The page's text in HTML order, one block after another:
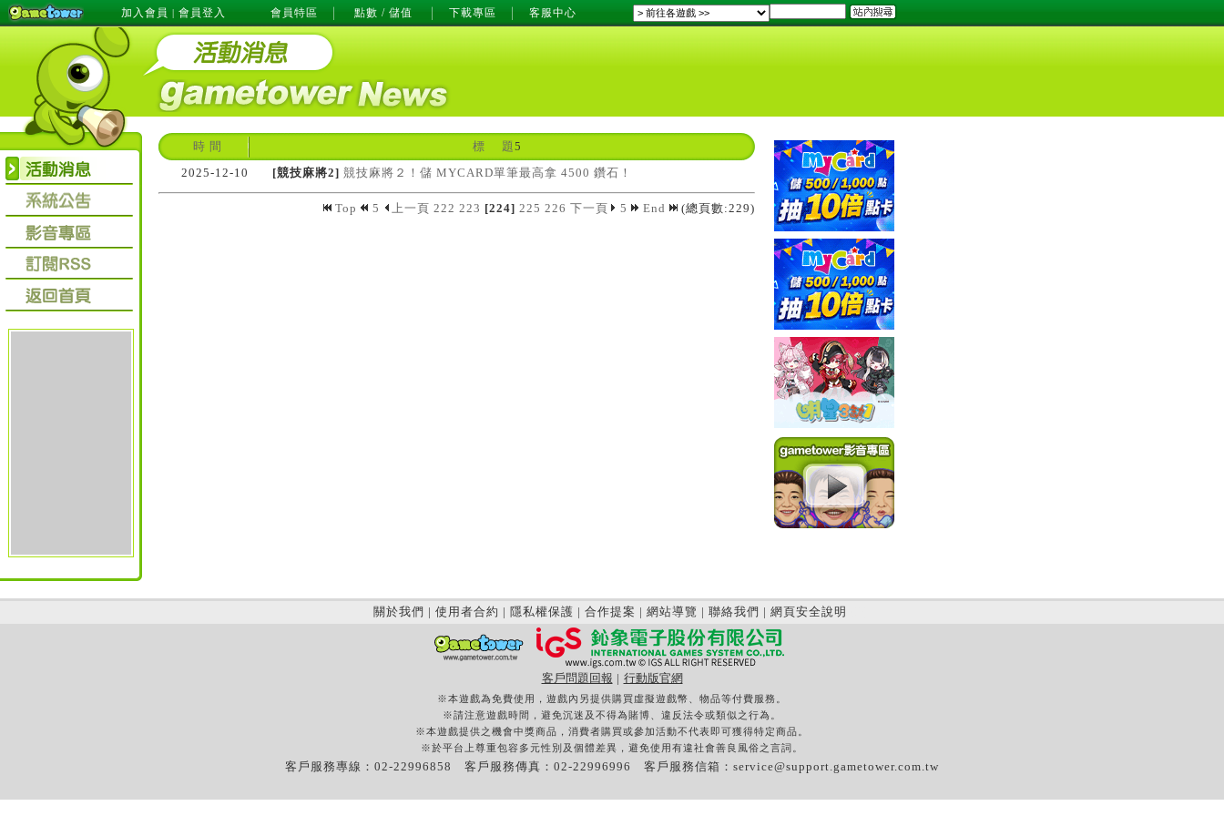
加入會員 | 會員登入 會員特區 點數 / 儲值 下載專區 客服中心
時 間 標 題5
2025-12-10
[競技麻將2] 競技麻將２！儲 MYCARD單筆最高拿 4500 鑽石！
Top 5 上一頁 222 223 [224] 225 226 下一頁 5 End (總頁數:229)
關於我們 | 使用者合約 | 隱私權保護 | 合作提案 | 網站導覽 | 聯絡我們 | 網頁安全說明
客戶問題回報 | 行動版官網
※本遊戲為免費使用，遊戲內另提供購買虛擬遊戲幣、物品等付費服務。
※請注意遊戲時間，避免沉迷及不得為賭博、違反法令或類似之行為。
※本遊戲提供之機會中獎商品，消費者購買或參加活動不代表即可獲得特定商品。
※於平台上尊重包容多元性別及個體差異，避免使用有違社會善良風俗之言詞。
客戶服務專線：02-22996858 客戶服務傳真：02-22996996 客戶服務信箱： service@support.gametower.com.tw